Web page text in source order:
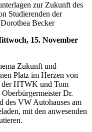
zur Zukunft des
Studierenden der
Becker
15. November
Zukunft und
Platz im Herzen von
der HTWK und Tom
Dr.
des VW Autohauses am
mit den anwesenden